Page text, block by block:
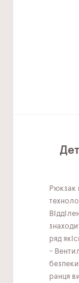
Рюкзак
ряд
-
ранця